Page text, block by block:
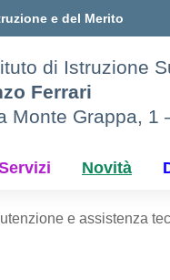
e del Merito
di Istruzione
Ferrari
Monte Grappa, 1
Novità
e assistenza